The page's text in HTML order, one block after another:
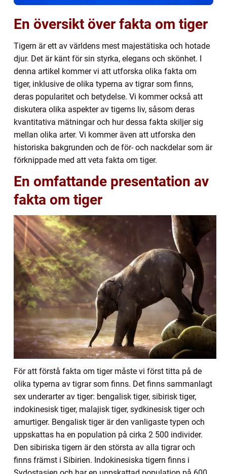
En översikt över fakta om tiger
Tigern är ett av världens mest majestätiska och hotade
djur. Det är känt för sin styrka, elegans och skönhet. I
denna artikel kommer vi att utforska olika fakta om
tiger, inklusive de olika typerna av tigrar som finns,
deras popularitet och betydelse. Vi kommer också att
diskutera olika aspekter av tigerns liv, såsom deras
kvantitativa mätningar och hur dessa fakta skiljer sig
mellan olika arter. Vi kommer även att utforska den
historiska bakgrunden och de för- och nackdelar som är
förknippade med att veta fakta om tiger.
En omfattande presentation av
fakta om tiger
För att förstå fakta om tiger måste vi först titta på de
olika typerna av tigrar som finns. Det finns sammanlagt
sex underarter av tiger: bengalisk tiger, sibirisk tiger,
indokinesisk tiger, malajisk tiger, sydkinesisk tiger och
amurtiger. Bengalisk tiger är den vanligaste typen och
uppskattas ha en population på cirka 2 500 individer.
Den sibiriska tigern är den största av alla tigrar och
finns främst i Sibirien. Indokinesiska tigern finns i